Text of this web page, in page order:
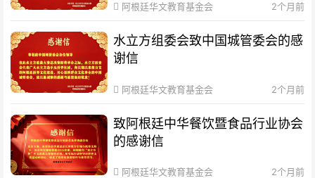
阿根廷华文教育基金会 2个月前
水立方组委会致中国城管委会的感
谢信
阿根廷华文教育基金会 2个月前
致阿根廷中华餐饮暨食品行业协会
的感谢信
阿根廷华文教育基金会 2个月前